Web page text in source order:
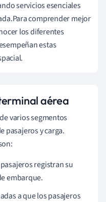
servicios esenciales
comprender mejor
los diferentes
estas
aérea
varios segmentos
pasajeros y carga.
registran su
embarque.
a que los pasajeros